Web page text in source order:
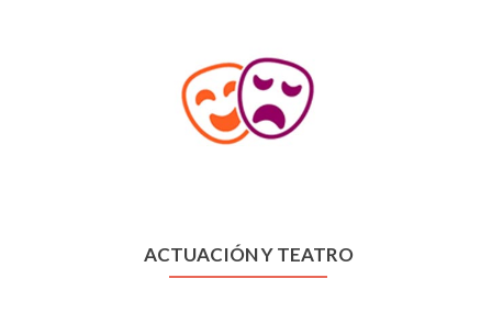
ACTUACIÓN Y TEATRO